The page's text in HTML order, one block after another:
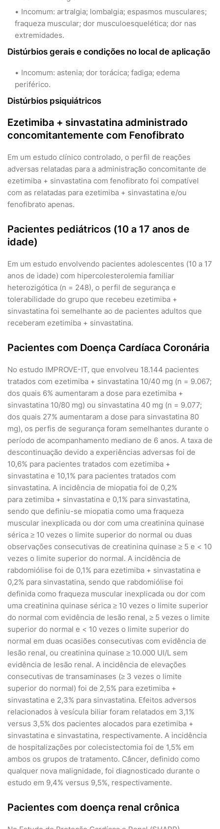
Incomum: artralgia; lombalgia; espasmos musculares;
fraqueza muscular; dor musculoesquelética; dor nas
extremidades.
Distúrbios gerais e condições no local de aplicação
Incomum: astenia; dor torácica; fadiga; edema
periférico.
Distúrbios psiquiátricos
Ezetimiba + sinvastatina administrado
concomitantemente com Fenofibrato
Em um estudo clínico controlado, o perfil de reações
adversas relatadas para a administração concomitante de
ezetimiba + sinvastatina com fenofibrato foi compatível
com as relatadas para ezetimiba + sinvastatina e/ou
fenofibrato apenas.
Pacientes pediátricos (10 a 17 anos de
idade)
Em um estudo envolvendo pacientes adolescentes (10 a 17
anos de idade) com hipercolesterolemia familiar
heterozigótica (n = 248), o perfil de segurança e
tolerabilidade do grupo que recebeu ezetimiba +
sinvastatina foi semelhante ao de pacientes adultos que
receberam ezetimiba + sinvastatina.
Pacientes com Doença Cardíaca Coronária
No estudo IMPROVE-IT, que envolveu 18.144 pacientes
tratados com ezetimiba + sinvastatina 10/40 mg (n = 9.067;
dos quais 6% aumentaram a dose para ezetimiba +
sinvastatina 10/80 mg) ou sinvastatina 40 mg (n = 9.077;
dos quais 27% aumentaram a dose para sinvastatina 80
mg), os perfis de segurança foram semelhantes durante o
período de acompanhamento mediano de 6 anos. A taxa de
descontinuação devido a experiências adversas foi de
10,6% para pacientes tratados com ezetimiba +
sinvastatina e 10,1% para pacientes tratados com
sinvastatina. A incidência de miopatia foi de 0,2%
para zetimiba + sinvastatina e 0,1% para sinvastatina,
sendo que definiu-se miopatia como uma fraqueza
muscular inexplicada ou dor com uma creatinina quinase
sérica ≥ 10 vezes o limite superior do normal ou duas
observações consecutivas de creatinina quinase ≥ 5 e < 10
vezes o limite superior do normal. A incidência de
rabdomiólise foi de 0,1% para ezetimiba + sinvastatina e
0,2% para sinvastatina, sendo que rabdomiólise foi
definida como fraqueza muscular inexplicada ou dor com
uma creatinina quinase sérica ≥ 10 vezes o limite superior
do normal com evidência de lesão renal, ≥ 5 vezes o limite
superior do normal e < 10 vezes o limite superior do
normal em duas ocasiões consecutivas com evidência de
lesão renal, ou creatinina quinase ≥ 10.000 UI/L sem
evidência de lesão renal. A incidência de elevações
consecutivas de transaminases (≥ 3 vezes o limite
superior do normal) foi de 2,5% para ezetimiba +
sinvastatina e 2,3% para sinvastatina. Efeitos adversos
relacionados à vesícula biliar foram relatados em 3,1%
versus 3,5% dos pacientes alocados para ezetimiba +
sinvastatina e sinvastatina, respectivamente. A incidência
de hospitalizações por colecistectomia foi de 1,5% em
ambos os grupos de tratamento. Câncer, definido como
qualquer nova malignidade, foi diagnosticado durante o
estudo em 9,4% versus 9,5%, respectivamente.
Pacientes com doença renal crônica